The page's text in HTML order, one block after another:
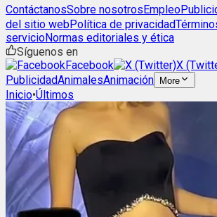
ContáctanosSobre nosotrosEmpleo
del sitio webPolítica de privacidad
servicioNormas editoriales y ética
Síguenos en
Facebook
X
PublicidadAnimalesAnimación More
Inicio•Últimos